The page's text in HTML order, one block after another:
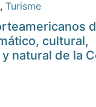
, Turisme
cultural,
natural de la